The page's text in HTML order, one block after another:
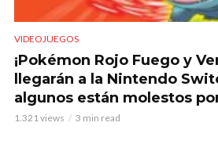
VIDEOJUEGOS
¡Pokémon Rojo Fuego y
llegarán a la Nintendo
algunos están molestos
1.321 views 3 min read